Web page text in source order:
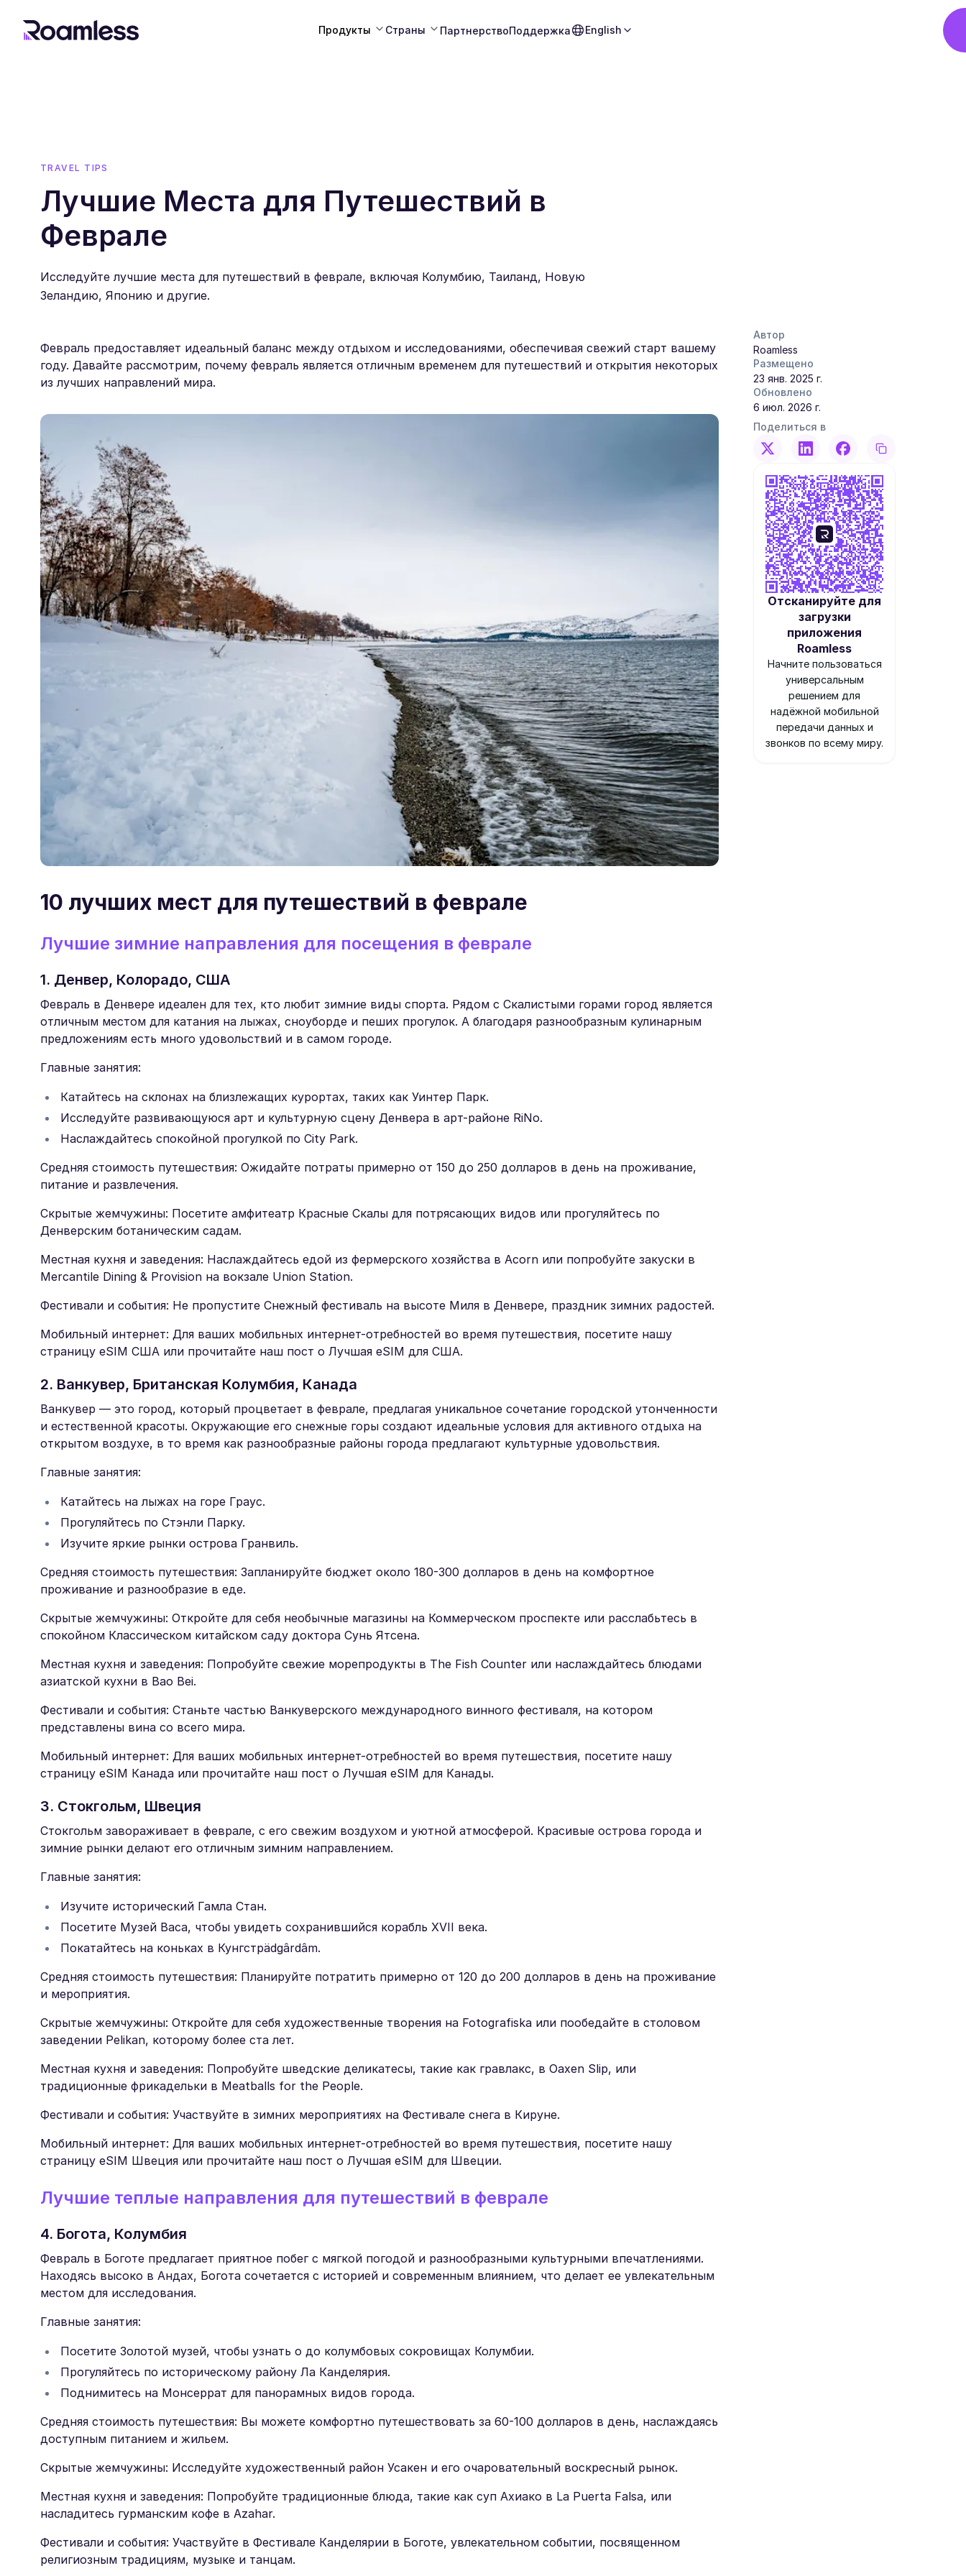
Продукты Страны ПартнерствоПоддержка English
TRAVEL TIPS
Лучшие Места для Путешествий в
Феврале
Исследуйте лучшие места для путешествий в феврале, включая Колумбию, Таиланд, Новую
Зеландию, Японию и другие.
Февраль предоставляет идеальный баланс между отдыхом и исследованиями, обеспечивая свежий старт вашему
году. Давайте рассмотрим, почему февраль является отличным временем для путешествий и открытия некоторых
из лучших направлений мира.
10 лучших мест для путешествий в феврале
Лучшие зимние направления для посещения в феврале
1. Денвер, Колорадо, США
Февраль в Денвере идеален для тех, кто любит зимние виды спорта. Рядом с Скалистыми горами город является
отличным местом для катания на лыжах, сноуборде и пеших прогулок. А благодаря разнообразным кулинарным
предложениям есть много удовольствий и в самом городе.
Главные занятия:
Катайтесь на склонах на близлежащих курортах, таких как Уинтер Парк.
Исследуйте развивающуюся арт и культурную сцену Денвера в арт-районе RiNo.
Наслаждайтесь спокойной прогулкой по City Park.
Средняя стоимость путешествия: Ожидайте потраты примерно от 150 до 250 долларов в день на проживание,
питание и развлечения.
Скрытые жемчужины: Посетите амфитеатр Красные Скалы для потрясающих видов или прогуляйтесь по
Денверским ботаническим садам.
Местная кухня и заведения: Наслаждайтесь едой из фермерского хозяйства в Acorn или попробуйте закуски в
Mercantile Dining & Provision на вокзале Union Station.
Фестивали и события: Не пропустите Снежный фестиваль на высоте Миля в Денвере, праздник зимних радостей.
Мобильный интернет: Для ваших мобильных интернет-отребностей во время путешествия, посетите нашу
страницу eSIM США или прочитайте наш пост о Лучшая eSIM для США.
2. Ванкувер, Британская Колумбия, Канада
Ванкувер — это город, который процветает в феврале, предлагая уникальное сочетание городской утонченности
и естественной красоты. Окружающие его снежные горы создают идеальные условия для активного отдыха на
открытом воздухе, в то время как разнообразные районы города предлагают культурные удовольствия.
Главные занятия:
Катайтесь на лыжах на горе Граус.
Прогуляйтесь по Стэнли Парку.
Изучите яркие рынки острова Гранвиль.
Средняя стоимость путешествия: Запланируйте бюджет около 180-300 долларов в день на комфортное
проживание и разнообразие в еде.
Скрытые жемчужины: Откройте для себя необычные магазины на Коммерческом проспекте или расслабьтесь в
спокойном Классическом китайском саду доктора Сунь Ятсена.
Местная кухня и заведения: Попробуйте свежие морепродукты в The Fish Counter или наслаждайтесь блюдами
азиатской кухни в Bao Bei.
Фестивали и события: Станьте частью Ванкуверского международного винного фестиваля, на котором
представлены вина со всего мира.
Мобильный интернет: Для ваших мобильных интернет-отребностей во время путешествия, посетите нашу
страницу eSIM Канада или прочитайте наш пост о Лучшая eSIM для Канады.
3. Стокгольм, Швеция
Стокгольм завораживает в феврале, с его свежим воздухом и уютной атмосферой. Красивые острова города и
зимние рынки делают его отличным зимним направлением.
Главные занятия:
Изучите исторический Гамла Стан.
Посетите Музей Васа, чтобы увидеть сохранившийся корабль XVII века.
Покатайтесь на коньках в Кунгстрädgârdâm.
Средняя стоимость путешествия: Планируйте потратить примерно от 120 до 200 долларов в день на проживание
и мероприятия.
Скрытые жемчужины: Откройте для себя художественные творения на Fotografiska или пообедайте в столовом
заведении Pelikan, которому более ста лет.
Местная кухня и заведения: Попробуйте шведские деликатесы, такие как гравлакс, в Oaxen Slip, или
традиционные фрикадельки в Meatballs for the People.
Фестивали и события: Участвуйте в зимних мероприятиях на Фестивале снега в Кируне.
Мобильный интернет: Для ваших мобильных интернет-отребностей во время путешествия, посетите нашу
страницу eSIM Швеция или прочитайте наш пост о Лучшая eSIM для Швеции.
Лучшие теплые направления для путешествий в феврале
4. Богота, Колумбия
Февраль в Боготе предлагает приятное побег с мягкой погодой и разнообразными культурными впечатлениями.
Находясь высоко в Андах, Богота сочетается с историей и современным влиянием, что делает ее увлекательным
местом для исследования.
Главные занятия:
Посетите Золотой музей, чтобы узнать о до колумбовых сокровищах Колумбии.
Прогуляйтесь по историческому району Ла Канделярия.
Поднимитесь на Монсеррат для панорамных видов города.
Средняя стоимость путешествия: Вы можете комфортно путешествовать за 60-100 долларов в день, наслаждаясь
доступным питанием и жильем.
Скрытые жемчужины: Исследуйте художественный район Усакен и его очаровательный воскресный рынок.
Местная кухня и заведения: Попробуйте традиционные блюда, такие как суп Ахиако в La Puerta Falsa, или
насладитесь гурманским кофе в Azahar.
Фестивали и события: Участвуйте в Фестивале Канделярии в Боготе, увлекательном событии, посвященном
религиозным традициям, музыке и танцам.
Автор
Roamless
Размещено
23 янв. 2025 г.
Обновлено
6 июл. 2026 г.
Поделиться в
Отсканируйте для
загрузки
приложения
Roamless
Начните пользоваться
универсальным
решением для
надёжной мобильной
передачи данных и
звонков по всему миру.